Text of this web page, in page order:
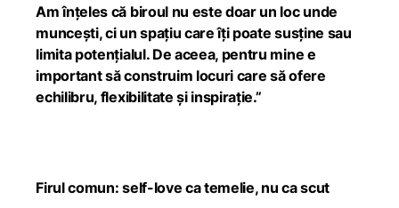
Am înțeles că biroul nu este doar un loc unde
muncești, ci un spațiu care îți poate susține sau
limita potențialul. De aceea, pentru mine e
important să construim locuri care să ofere
echilibru, flexibilitate și inspirație.”
Firul comun: self-love ca temelie, nu ca scut